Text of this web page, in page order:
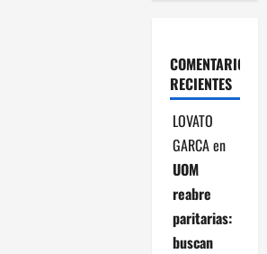
COMENTARIOS
RECIENTES
LOVATO
GARCAen
UOM
reabre
paritarias:
buscan